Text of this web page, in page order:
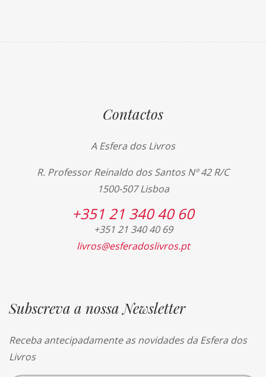
Contactos
A Esfera dos Livros
R. Professor Reinaldo dos Santos Nº 42 R/C
1500-507 Lisboa
+351 21 340 40 60
+351 21 340 40 69
livros@esferadoslivros.pt
Subscreva a nossa Newsletter
Receba antecipadamente as novidades da Esfera dos
Livros